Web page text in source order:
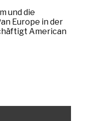
und die
Europe in der
American